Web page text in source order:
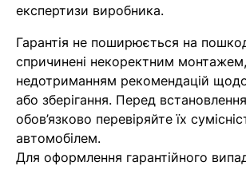
експертизи виробника.
Гарантія не поширюється на
спричинені некоректним монтажем,
недотриманням рекомендацій щодо
або зберігання. Перед
обов’язково перевіряйте їх
автомобілем.
Для оформлення гарантійного